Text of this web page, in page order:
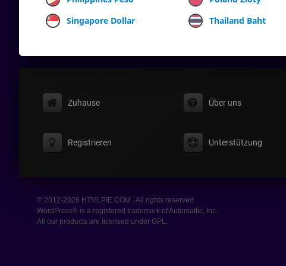
Singapore Dollar
Thailand Baht
Zuhause Über uns
Registrieren Unterstützung
© 2012-2026 HTMLPIE.COM . All rights reserved.
WordPress® is a registered trademark of Automattic, Inc.
All our products are licensed under GPL.